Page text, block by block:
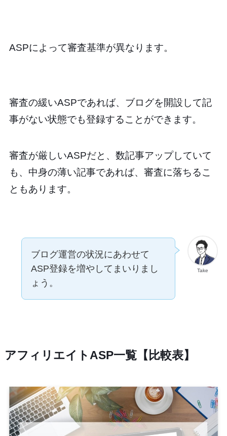
ASPによって審査基準が異なります。
審査の緩いASPであれば、ブログを開設して記
事がない状態でも登録することができます。
審査が厳しいASPだと、数記事アップしていて
も、中身の薄い記事であれば、審査に落ちるこ
ともあります。
Take
ブログ運営の状況にあわせて
ASP登録を増やしてまいりまし
ょう。
アフィリエイトASP一覧【比較表】